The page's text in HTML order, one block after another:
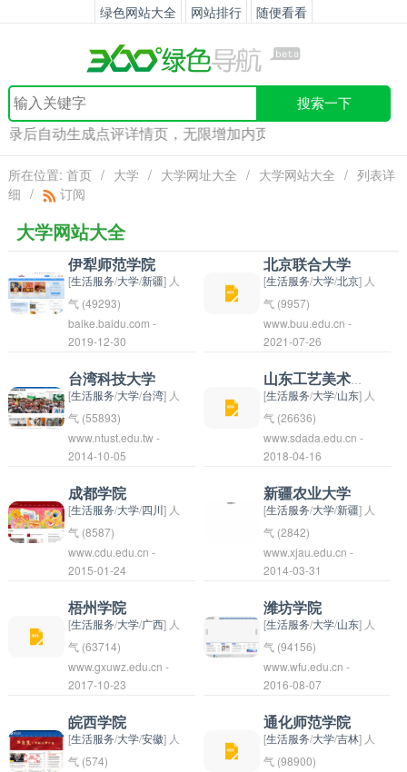
绿色网站大全 网站排行 随便看看
搜索一下
录后自动生成点评详情页，无限增加内页外链！快来
所在位置: 首页 / 大学 / 大学网址大全 / 大学网站大全 / 列表详
细 / 订阅
大学网站大全
伊犁师范学院
[生活服务/大学/新疆] 人
气 (49293)
伊犁师范学院（Ili
Normal University）是
中国新疆伊犁哈萨克自
治州的一所本科院校，
成立于2005年。学校
以培养教育类专业人才
为主，设有教育学、汉
语言文学、数学与应用
数学、物理学、土木工
程等专业。伊犁师范学
院致力于为当地和周边
地区培养高素质的教育
人才，推动地方教育事
业的发展。
baike.baidu.com -
2019-12-30
北京联合大学
[生活服务/大学/北京] 人
气 (9957)
www.buu.edu.cn -
2021-07-26
台湾科技大学
[生活服务/大学/台湾] 人
气 (55893)
www.ntust.edu.tw -
2014-10-05
[生活服务/大学/山东] 人
气 (26636)
山东工艺美术学院成立
于1958年，是中国教
育部直属的本科院校，
也是中国唯一一所专门
培养工艺美术人才的高
等艺术院校。学院以培
养工艺美术人才为主要
任务，涵盖了绘画、雕
塑、陶瓷、工艺设计、
文化产业管理等多个专
业方向。学院拥有一流
的师资力量和教学设
施，为学生提供了优质
的教育资源和学习环
境。山东工艺美术学院
www.sdada.edu.cn -
2018-04-16
成都学院
[生活服务/大学/四川] 人
气 (8587)
成都学院是位于中国四
川省成都市的一所公办
本科院校，成立于
1978年，是四川省重
点支持的本科高校之
一。学校设有多个学科
门类，如文学、理学、
工学、管理学、教育学
等，拥有一支优秀的教
师团队和完善的教学设
www.cdu.edu.cn -
2015-01-24
新疆农业大学
[生活服务/大学/新疆] 人
气 (2842)
新疆农业大学是位于中
国新疆乌鲁木齐市的一
所综合性农业院校。学
校前身为1949年创建
的新疆绥芬河农学院，
后逐步发展壮大为现今
的新疆农业大学。学校
设有农学、植物保护、
动物科学、畜牧学、食
品科学、园艺等多个学
www.xjau.edu.cn -
2014-03-31
梧州学院
[生活服务/大学/广西] 人
气 (63714)
梧州学院是中国广西梧
州市的一所本科普通高
校，成立于1978年，
是一所以工科为主的学
院，设有工、理、管、
www.gxuwz.edu.cn -
2017-10-23
潍坊学院
[生活服务/大学/山东] 人
气 (94156)
潍坊学院是一所位于中
国山东省潍坊市的本科
院校，成立于1948
年，是一所以工为主，
工、管、文、理、艺等
www.wfu.edu.cn -
2016-08-07
皖西学院
[生活服务/大学/安徽] 人
气 (574)
通化师范学院
[生活服务/大学/吉林] 人
气 (98900)